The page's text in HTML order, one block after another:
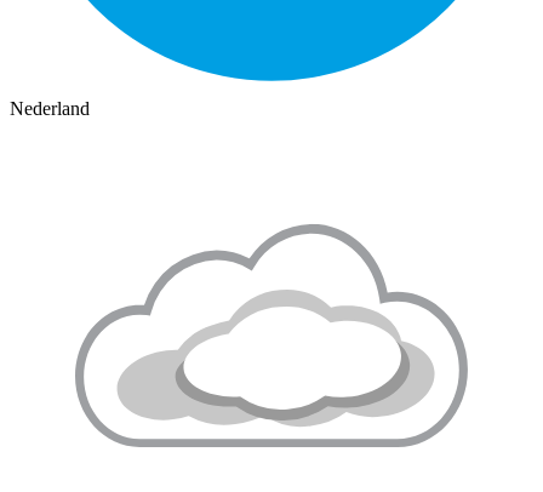
Nederland